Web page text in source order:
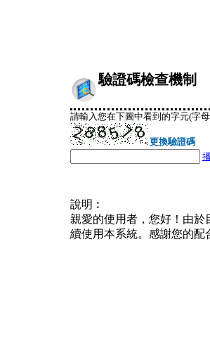
驗證碼檢查機制
請輸入您在下圖中看到的字元(字
更換驗證碼
說明︰
親愛的使用者，您好！由
續使用本系統。感謝您的配